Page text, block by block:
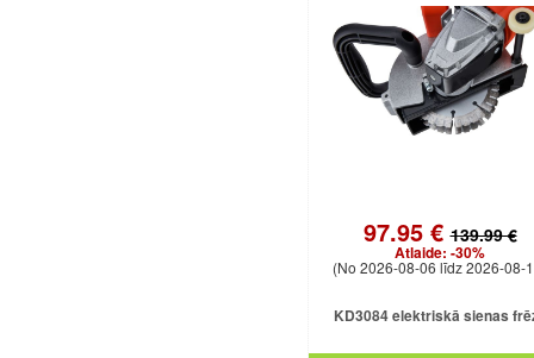
97.95 €139.99 €
Atlaide: -30%
(No 2026-08-06 līdz 2026-08-
KD3084 elektriskā sienas